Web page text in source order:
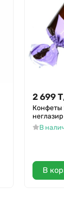
2 699Т
Конфеты
неглазир
В
В